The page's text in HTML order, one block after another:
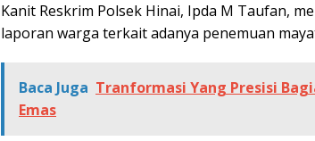
Kanit Reskrim Polsek Hinai, Ipda M Taufan,
laporan warga terkait adanya penemuan
Baca Juga Tranformasi Yang Presisi
Emas